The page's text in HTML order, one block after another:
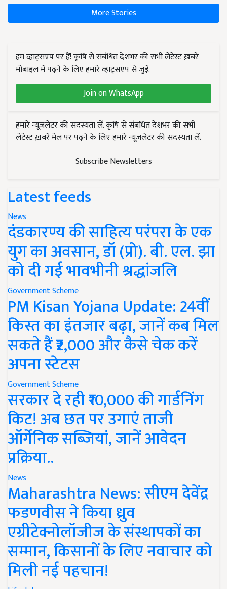
More Stories
हम व्हाट्सएप पर हैं! कृषि से संबंधित देशभर की सभी लेटेस्ट ख़बरें
मोबाइल में पढ़ने के लिए हमारे व्हाट्सएप से जुड़ें.
Join on WhatsApp
हमारे न्यूज़लेटर की सदस्यता लें. कृषि से संबंधित देशभर की सभी
लेटेस्ट ख़बरें मेल पर पढ़ने के लिए हमारे न्यूज़लेटर की सदस्यता लें.
Subscribe Newsletters
Latest feeds
News
दंडकारण्य की साहित्य परंपरा के एक
युग का अवसान, डॉ (प्रो). बी. एल. झा
को दी गई भावभीनी श्रद्धांजलि
Government Scheme
PM Kisan Yojana Update: 24वीं
किस्त का इंतजार बढ़ा, जानें कब मिल
सकते हैं ₹2,000 और कैसे चेक करें
अपना स्टेटस
Government Scheme
सरकार दे रही ₹10,000 की गार्डनिंग
किट! अब छत पर उगाएं ताजी
ऑर्गेनिक सब्जियां, जानें आवेदन
प्रक्रिया..
News
Maharashtra News: सीएम देवेंद्र
फडणवीस ने किया ध्रुव
एग्रीटेक्नोलॉजीज के संस्थापकों का
सम्मान, किसानों के लिए नवाचार को
मिली नई पहचान!